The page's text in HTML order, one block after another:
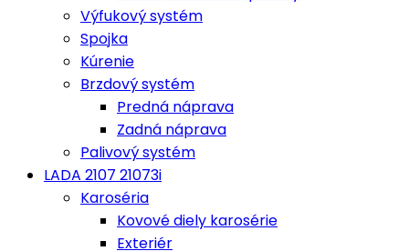
Výfukový systém
Spojka
Kúrenie
Brzdový systém
Predná náprava
Zadná náprava
Palivový systém
LADA 2107 21073i
Karoséria
Kovové diely karosérie
Exteriér